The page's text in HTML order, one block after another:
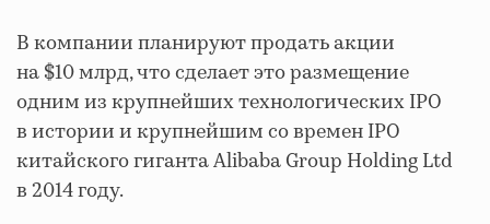
В компании планируют продать акции
на $10 млрд, что сделает это размещение
одним из крупнейших технологических IPO
в истории и крупнейшим со времен IPO
китайского гиганта Alibaba Group Holding Ltd
в 2014 году.